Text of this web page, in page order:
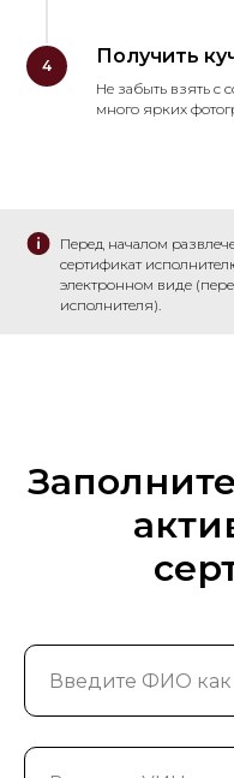
Получить
Не забыть взять с
много ярких
Перед началом
сертификат
электронном виде
исполнителя).